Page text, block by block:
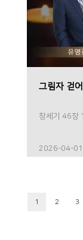
그림자 걷
창세기 46장
2026-04-01
1 2 3